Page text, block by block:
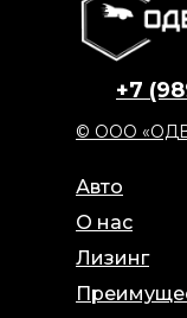
Лизинг
О нас
Авто
+7
© ООО